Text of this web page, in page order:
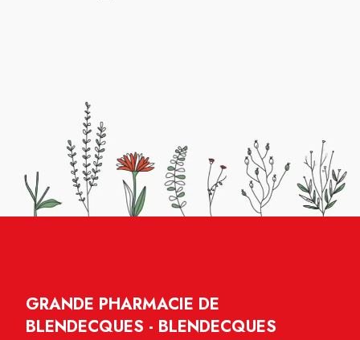
GRANDE PHARMACIE DE
BLENDECQUES - BLENDECQUES